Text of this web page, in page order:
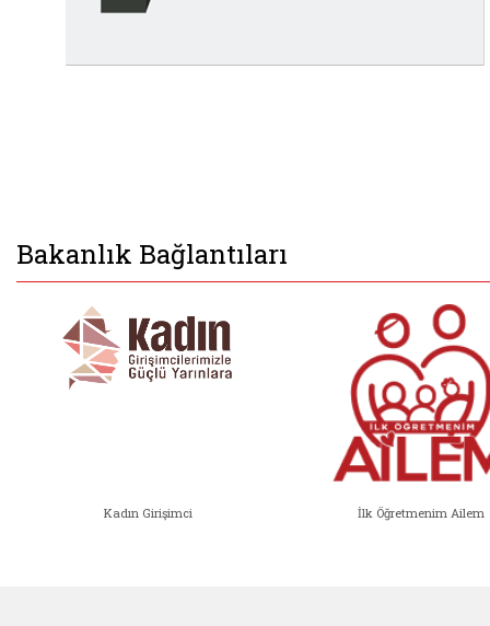
Bakanlık Bağlantıları
Kadın Girişimci İlk Öğretmenim Ailem